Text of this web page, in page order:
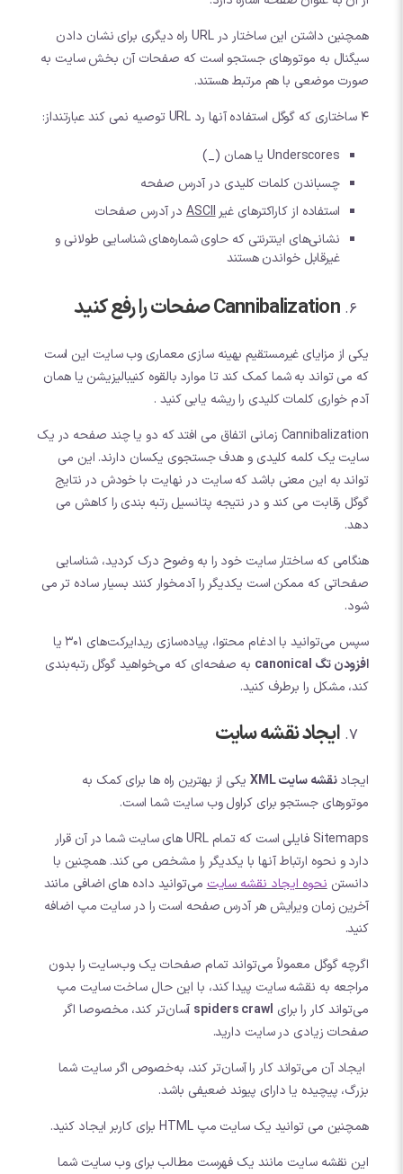
همچنین داشتن این ساختار در URL راه دیگری برای نشان دادن
سیگنال به موتورهای جستجو است که صفحات آن بخش سایت به
صورت موضعی با هم مرتبط هستند.
4 ساختاری که گوگل استفاده آنها رد URL توصیه نمی کند عبارتنداز:
Underscores یا همان (_)
چسباندن کلمات کلیدی در آدرس صفحه
استفاده از کاراکترهای غیرASCIIدر آدرس صفحات
نشانی‌های اینترنتی که حاوی شماره‌های شناسایی طولانی و
غیرقابل خواندن هستند
Cannibalization صفحات را رفع کنید
یکی از مزایای غیرمستقیم بهینه سازی معماری وب سایت این است
که می تواند به شما کمک کند تا موارد بالقوه کنیبالیزیشن یا همان
آدم خواری کلمات کلیدی را ریشه یابی کنید .
Cannibalization زمانی اتفاق می افتد که دو یا چند صفحه در یک
سایت یک کلمه کلیدی و هدف جستجوی یکسان دارند. این می
تواند به این معنی باشد که سایت در نهایت با خودش در نتایج
گوگل رقابت می کند و در نتیجه پتانسیل رتبه بندی را کاهش می
دهد.
هنگامی که ساختار سایت خود را به وضوح درک کردید، شناسایی
صفحاتی که ممکن است یکدیگر را آدمخوار کنند بسیار ساده تر می
شود.
سپس می‌توانید با ادغام محتوا، پیاده‌سازی ریدایرکت‌های 301 یا
افزودن تگ canonical
به صفحه‌ای که می‌خواهید گوگل رتبه‌بندی
کند، مشکل را برطرف کنید.
ایجاد نقشه سایت
ایجادنقشه سایت XML
یکی از بهترین راه ها برای کمک به
موتورهای جستجو برای کراول وب سایت شما است.
Sitemaps فایلی است که تمام URL های سایت شما در آن قرار
دارد و نحوه ارتباط آنها با یکدیگر را مشخص می کند. همچنین با
دانستننحوه ایجاد نقشه سایتمی‌توانید داده های اضافی مانند
آخرین زمان ویرایش هر آدرس صفحه است را در سایت مپ اضافه
کنید.
اگرچه گوگل معمولاً می‌تواند تمام صفحات یک وب‌سایت را بدون
مراجعه به نقشه سایت پیدا کند، با این حال ساخت سایت مپ
می‌تواند کار را برای spiders crawl آسان‌تر کند، مخصوصا اگر
صفحات زیادی در سایت دارید.
ایجاد آن می‌تواند کار را آسان‌تر کند، به‌خصوص اگر سایت شما
بزرگ، پیچیده یا دارای پیوند ضعیفی باشد.
همچنین می توانید یک سایت مپ HTML برای کاربر ایجاد کنید.
این نقشه سایت مانند یک فهرست مطالب برای وب سایت شما